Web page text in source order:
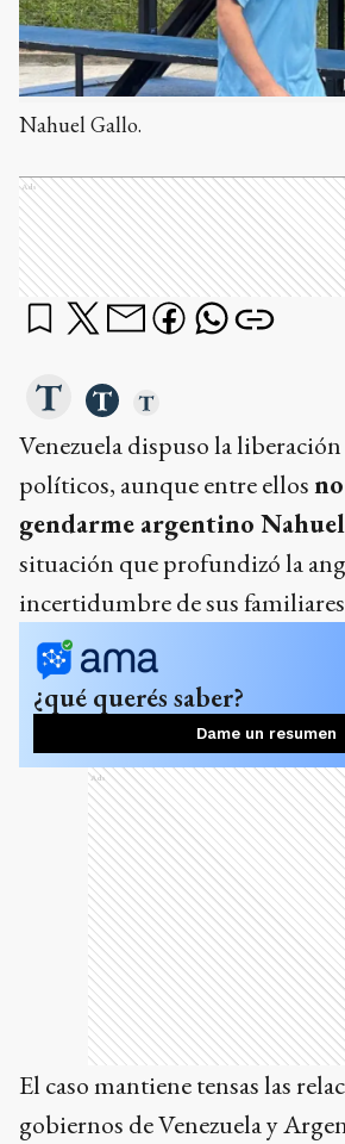
Nahuel Gallo.
Ads
Venezuela dispuso la liberación
políticos, aunque entre ellos
gendarme argentino
situación que profundizó la
incertidumbre de sus
¿qué querés saber?
Dame un resumen
Ads
El caso mantiene tensas las
gobiernos de Venezuela y